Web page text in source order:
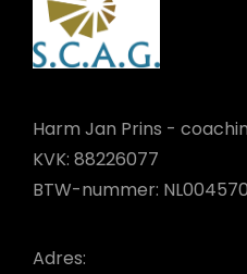
Harm Jan Prins -
KVK: 88226077
BTW-nummer:
Adres: